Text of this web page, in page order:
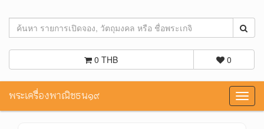
0 THB 0
พระเครื่องพาณิชธน๑๙